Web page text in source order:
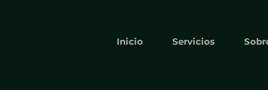
Inicio Servicios